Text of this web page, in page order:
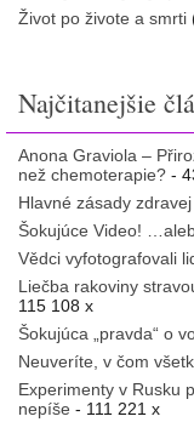
Život po živote a smrti
Najčitanejšie
Anona Graviola –
než chemoterapie? -
Hlavné zásady
Šokujúce Video!
Vědci vyfotografovali
Liečba rakoviny
115 108 x
Šokujúca „pravda“ o
Neuveríte, v čom
Experimenty v Rusku
nepíše - 111 221 x